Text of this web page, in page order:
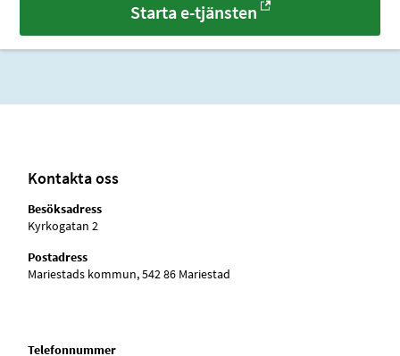
Starta e-tjänsten
Kontakta oss
Besöksadress
Kyrkogatan 2
Postadress
Mariestads kommun, 542 86 Mariestad
Telefonnummer